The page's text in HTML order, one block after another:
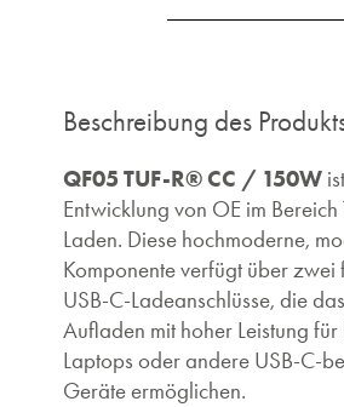
Beschreibung des
QF05 TUF-R® CC / 150W
Entwicklung von OE im Bereich
Laden. Diese hochmoderne,
Komponente verfügt über zwei
USB-C-Ladeanschlüsse, die
Aufladen mit hoher Leistung
Laptops oder andere USB-C-
Geräte ermöglichen.